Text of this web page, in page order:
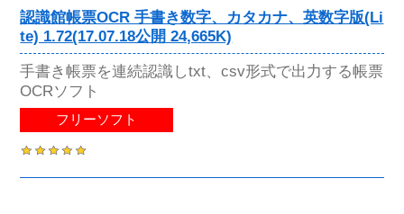
認識館帳票OCR 手書き数字、カタカナ、英数字版(Li
te) 1.72(17.07.18公開 24,665K)
手書き帳票を連続認識しtxt、csv形式で出力する帳票
OCRソフト
フリーソフト